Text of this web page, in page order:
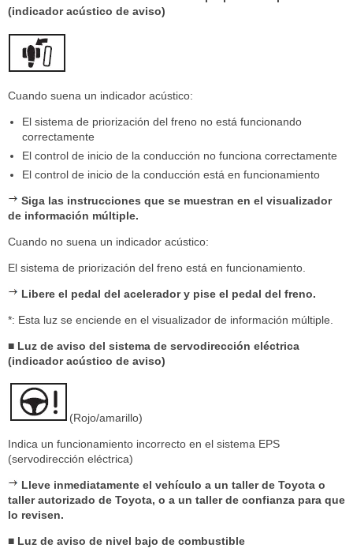
(indicador acústico de aviso)
Cuando suena un indicador acústico:
El sistema de priorización del freno no está funcionando
correctamente
El control de inicio de la conducción no funciona correctamente
El control de inicio de la conducción está en funcionamiento
Siga las instrucciones que se muestran en el visualizador
de información múltiple.
Cuando no suena un indicador acústico:
El sistema de priorización del freno está en funcionamiento.
Libere el pedal del acelerador y pise el pedal del freno.
*: Esta luz se enciende en el visualizador de información múltiple.
■ Luz de aviso del sistema de servodirección eléctrica
(indicador acústico de aviso)
(Rojo/amarillo)
Indica un funcionamiento incorrecto en el sistema EPS
(servodirección eléctrica)
Lleve inmediatamente el vehículo a un taller de Toyota o
taller autorizado de Toyota, o a un taller de confianza para que
lo revisen.
■ Luz de aviso de nivel bajo de combustible